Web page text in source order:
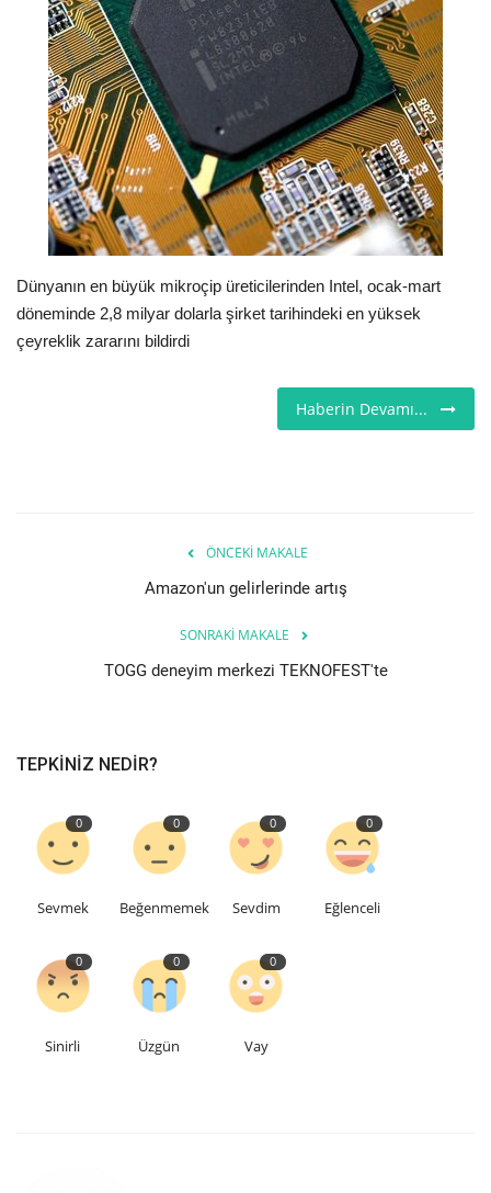
Seri İlanlar
İngiltere
Videolar
İş & Ekonomi
Pazaryeri
Kültür - Sanat
İletişim
Dilim
English Turkish
Dünyanın en büyük mikroçip üreticilerinden Intel, ocak-mart
döneminde 2,8 milyar dolarla şirket tarihindeki en yüksek
çeyreklik zararını bildirdi
Haberin Devamı...
ÖNCEKI MAKALE
Amazon'un gelirlerinde artış
SONRAKI MAKALE
TOGG deneyim merkezi TEKNOFEST'te
TEPKINIZ NEDIR?
0
Sevmek
0
Beğenmemek
0
Sevdim
0
Eğlenceli
0
Sinirli
0
Üzgün
0
Vay